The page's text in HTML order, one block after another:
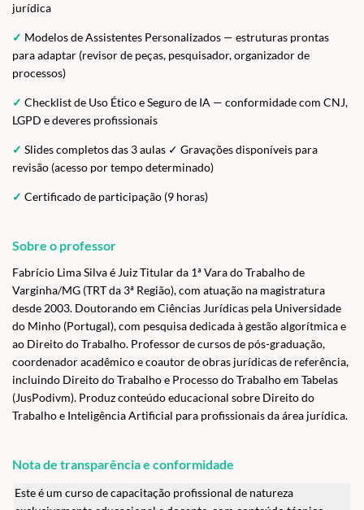
jurídica
✓ Modelos de Assistentes Personalizados — estruturas prontas
para adaptar (revisor de peças, pesquisador, organizador de
processos)
✓ Checklist de Uso Ético e Seguro de IA — conformidade com CNJ,
LGPD e deveres profissionais
✓ Slides completos das 3 aulas ✓ Gravações disponíveis para
revisão (acesso por tempo determinado)
✓ Certificado de participação (9 horas)
Sobre o professor
Fabrício Lima Silva é Juiz Titular da 1ª Vara do Trabalho de
Varginha/MG (TRT da 3ª Região), com atuação na magistratura
desde 2003. Doutorando em Ciências Jurídicas pela Universidade
do Minho (Portugal), com pesquisa dedicada à gestão algorítmica e
ao Direito do Trabalho. Professor de cursos de pós-graduação,
coordenador acadêmico e coautor de obras jurídicas de referência,
incluindo Direito do Trabalho e Processo do Trabalho em Tabelas
(JusPodivm). Produz conteúdo educacional sobre Direito do
Trabalho e Inteligência Artificial para profissionais da área jurídica.
Nota de transparência e conformidade
Este é um curso de capacitação profissional de natureza